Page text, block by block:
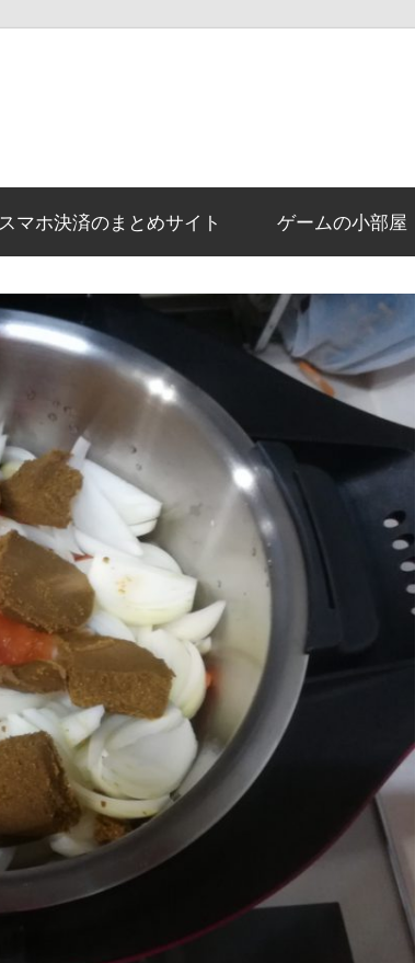
スマホ決済のまとめサイト ゲームの小部屋